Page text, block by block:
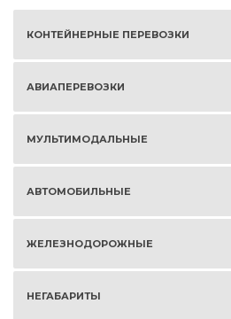
КОНТЕЙНЕРНЫЕ ПЕРЕВОЗКИ
АВИАПЕРЕВОЗКИ
МУЛЬТИМОДАЛЬНЫЕ
АВТОМОБИЛЬНЫЕ
ЖЕЛЕЗНОДОРОЖНЫЕ
НЕГАБАРИТЫ